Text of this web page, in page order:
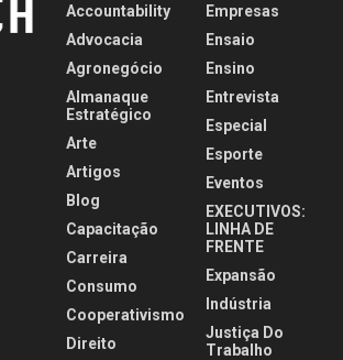
Accountability
Advocacia
Agronegócio
Almanaque
Estratégico
Arte
Artigos
Blog
Capacitação
Carreira
Consumo
Cooperativismo
Direito
Empresas
Ensaio
Ensino
Entrevista
Especial
Esporte
Eventos
EXECUTIVOS:
LINHA DE
FRENTE
Expansão
Indústria
Justiça Do
Trabalho